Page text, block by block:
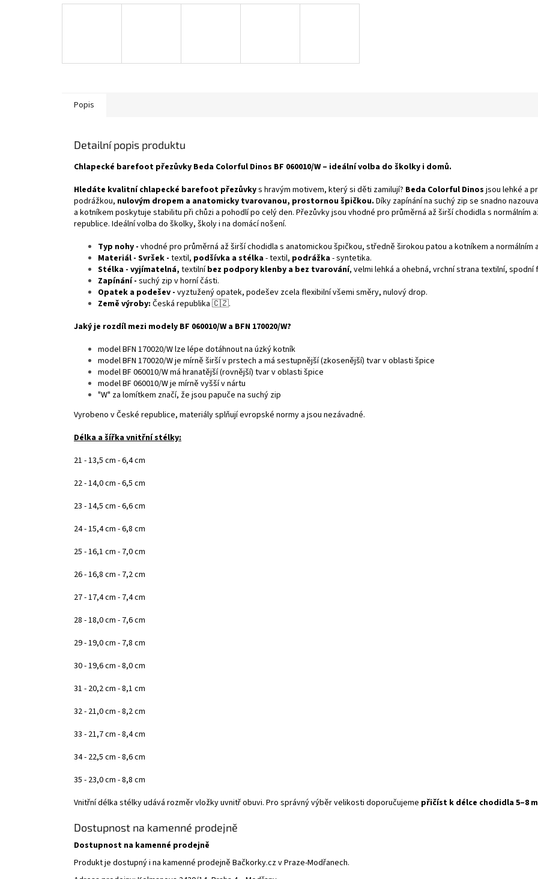
Popis
Detailní popis produktu
Chlapecké barefoot přezůvky Beda Colorful Dinos BF 060010/W – ideální volba do školky i domů.
Hledáte kvalitní chlapecké barefoot přezůvkys hravým motivem, který si děti zamilují? Beda Colorful Dinos jsou lehké a
podrážkou, nulovým dropem a anatomicky tvarovanou, prostornou špičkou. Díky zapínání na suchý zip se snadno
a kotníkem poskytuje stabilitu při chůzi a pohodlí po celý den. Přezůvky jsou vhodné pro průměrná až širší chodidla s normálním
republice. Ideální volba do školky, školy i na domácí nošení.
Typ nohy - vhodné pro průměrná až širší chodidla s anatomickou špičkou, středně širokou patou a kotníkem a normálním
Materiál - Svršek - textil, podšívka a stélka- textil, podrážka- syntetika.
Stélka - vyjímatelná, textilníbez podpory klenby a bez tvarování, velmi lehká a ohebná, vrchní strana textilní, spodní
Zapínání - suchý zip v horní části.
Opatek a podešev - vyztužený opatek, podešev zcela flexibilní všemi směry, nulový drop.
Země výroby: Česká republika 🇨🇿.
Jaký je rozdíl mezi modely BF 060010/W a BFN 170020/W?
model BFN 170020/W lze lépe dotáhnout na úzký kotník
model BFN 170020/W je mírně širší v prstech a má sestupnější (zkosenější) tvar v oblasti špice
model BF 060010/W má hranatější (rovnější) tvar v oblasti špice
model BF 060010/W je mírně vyšší v nártu
"W" za lomítkem značí, že jsou papuče na suchý zip
Vyrobeno v České republice, materiály splňují evropské normy a jsou nezávadné.
Délka a šířka vnitřní stélky:
21 - 13,5 cm - 6,4 cm
22 - 14,0 cm - 6,5 cm
23 - 14,5 cm - 6,6 cm
24 - 15,4 cm - 6,8 cm
25 - 16,1 cm - 7,0 cm
26 - 16,8 cm - 7,2 cm
27 - 17,4 cm - 7,4 cm
28 - 18,0 cm - 7,6 cm
29 - 19,0 cm - 7,8 cm
30 - 19,6 cm - 8,0 cm
31 - 20,2 cm - 8,1 cm
32 - 21,0 cm - 8,2 cm
33 - 21,7 cm - 8,4 cm
34 - 22,5 cm - 8,6 cm
35 - 23,0 cm - 8,8 cm
Vnitřní délka stélky udává rozměr vložky uvnitř obuvi. Pro správný výběr velikosti doporučujeme přičíst k délce chodidla 5–8
Dostupnost na kamenné prodejně
Dostupnost na kamenné prodejně
Produkt je dostupný i na kamenné prodejně Bačkorky.cz v Praze-Modřanech.